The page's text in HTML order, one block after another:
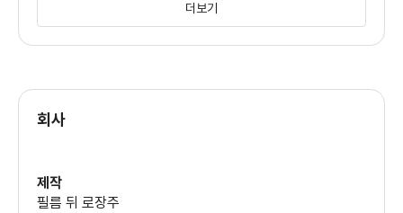
알란 스타스키
더보기
회사
제작
필름 뒤 로장주